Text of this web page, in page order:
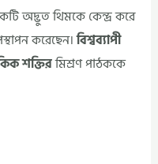
অদ্ভুত থিমকে কেন্দ্র করে
করেছেন।বিশ্বব্যাপী
শক্তিরমিশ্রণ পাঠককে